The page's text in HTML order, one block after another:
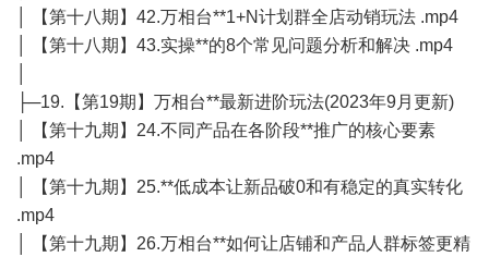
│ 【第十八期】42.万相台**1+N计划群全店动销玩法 .mp4
│ 【第十八期】43.实操**的8个常见问题分析和解决 .mp4
├─19.【第19期】万相台**最新进阶玩法(2023年9月更新)
│ 【第十九期】24.不同产品在各阶段**推广的核心要素
.mp4
│ 【第十九期】25.**低成本让新品破0和有稳定的真实转化
.mp4
│ 【第十九期】26.万相台**如何让店铺和产品人群标签更精